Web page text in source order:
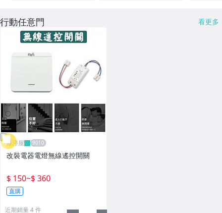
行動任意門 看更多
雁渟屋
改裝電器電燈無線遙控開關
$ 150~$ 360
直購
近期銷量 4 件